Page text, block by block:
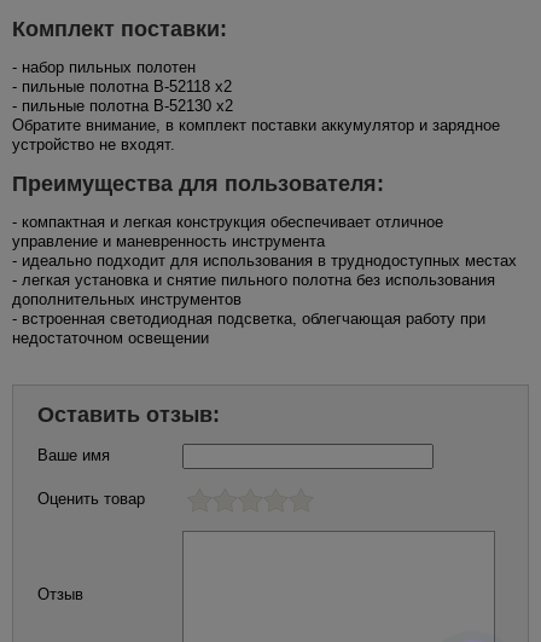
Комплект поставки:
- набор пильных полотен
- пильные полотна B-52118 x2
- пильные полотна B-52130 x2
Обратите внимание, в комплект поставки аккумулятор и зарядное
устройство не входят.
Преимущества для пользователя:
- компактная и легкая конструкция обеспечивает отличное
управление и маневренность инструмента
- идеально подходит для использования в труднодоступных местах
- легкая установка и снятие пильного полотна без использования
дополнительных инструментов
- встроенная светодиодная подсветка, облегчающая работу при
недостаточном освещении
Оставить отзыв:
Ваше имя
Оценить товар
Отзыв